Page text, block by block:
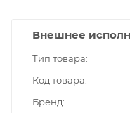
Внешнее
Тип товара
Код товара
Бренд